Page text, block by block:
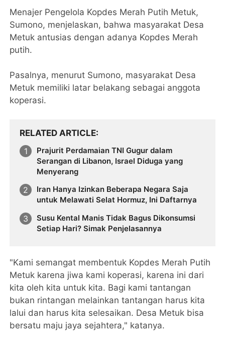
Menajer Pengelola Kopdes Merah Putih Metuk,
Sumono, menjelaskan, bahwa masyarakat Desa
Metuk antusias dengan adanya Kopdes Merah
putih.
Pasalnya, menurut Sumono, masyarakat Desa
Metuk memiliki latar belakang sebagai anggota
koperasi.
RELATED ARTICLE
Prajurit Perdamaian TNI Gugur dalam
Serangan di Libanon, Israel Diduga yang
Menyerang
Iran Hanya Izinkan Beberapa Negara Saja
untuk Melawati Selat Hormuz, Ini Daftarnya
Susu Kental Manis Tidak Bagus Dikonsumsi
Setiap Hari? Simak Penjelasannya
"Kami semangat membentuk Kopdes Merah Putih
Metuk karena jiwa kami koperasi, karena ini dari
kita oleh kita untuk kita. Bagi kami tantangan
bukan rintangan melainkan tantangan harus kita
lalui dan harus kita selesaikan. Desa Metuk bisa
bersatu maju jaya sejahtera," katanya.